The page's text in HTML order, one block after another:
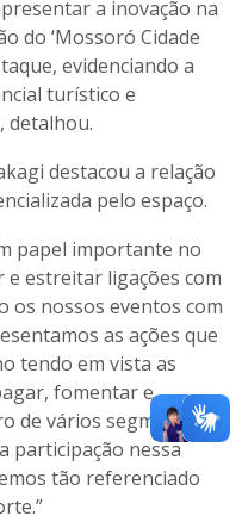
a inovação na
do ‘Mossoró Cidade
evidenciando a
turístico e
detalhou.
destacou a relação
pelo espaço.
papel importante no
estreitar ligações com
os nossos eventos com
as ações que
tendo em vista as
fomentar e
de vários segmentos
participação nessa
tão referenciado